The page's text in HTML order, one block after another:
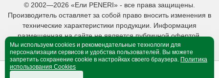
0
© 2002—2026 «Ели PENERI» - все права защищены.
Производитель оставляет за собой право вносить изменения в
технические характеристики продукции. Информация
размещенная на сайте не является публичной офертой.
Политика обработки персональных данных
Мы используем cookies и рекомендательные технологии для
персонализации сервисов и удобства пользователей. Вы можете
запретить сохранение cookie в настройках своего браузера. Политика
использования Cookies